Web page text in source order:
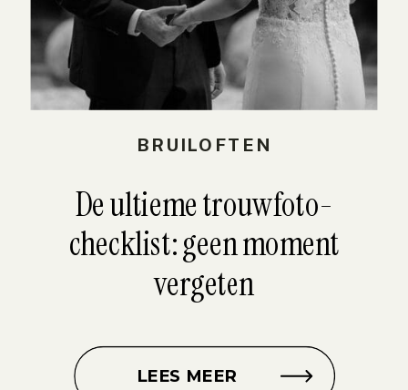
De ultieme trouwfoto-
checklist: geen moment
vergeten
BRUILOFTEN
LEES MEER